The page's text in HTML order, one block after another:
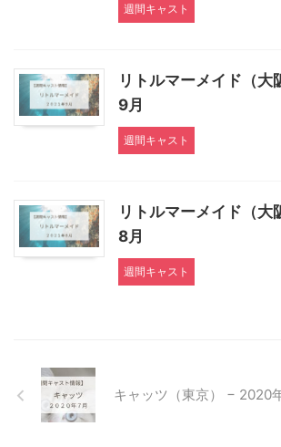
週間キャスト
リトルマーメイド（
9月
週間キャスト
リトルマーメイド（
8月
週間キャスト
キャッツ（東京） − 2020